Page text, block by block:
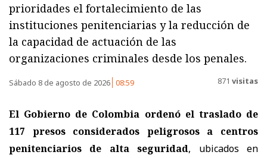
prioridades el fortalecimiento de las
instituciones penitenciarias y la reducción de
la capacidad de actuación de las
organizaciones criminales desde los penales.
Sábado 8 de agosto de 2026 08:59 871 visitas
El Gobierno de Colombia ordenó el traslado de
117 presos considerados peligrosos a centros
penitenciarios de alta seguridad, ubicados en